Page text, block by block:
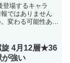
登場するキャラ
ではありません
変わる可能性あり
旋 4月12層★36
が強い